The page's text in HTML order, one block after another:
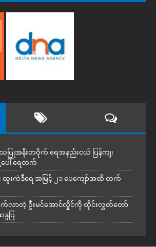
ပြုအနီးတဝိုက် ရေအနည်းငယ် ပြန်ကျ၊
ပေါ် ရေတက်
ထူးကဲဒီရေ အ​မြင့် ၂၁ ပေကျော်အထိ တက်
လာတဲ့ ဦးမင်အောင်လှိုင်ကို ထိုင်းလွှတ်တော်
ပြ